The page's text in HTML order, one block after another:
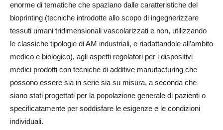
enorme di tematiche che spaziano dalle caratteristiche del
bioprinting (tecniche introdotte allo scopo di ingegnerizzare
tessuti umani tridimensionali vascolarizzati e non, utilizzando
le classiche tipologie di AM industriali, e riadattandole all’ambito
medico e biologico), agli aspetti regolatori per i dispositivi
medici prodotti con tecniche di additive manufacturing che
possono essere sia in serie sia su misura, a seconda che
siano stati progettati per la popolazione generale di pazienti o
specificatamente per soddisfare le esigenze e le condizioni
individuali.